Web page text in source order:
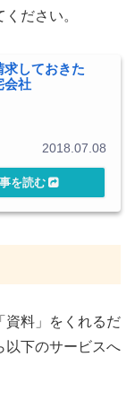
ださい。
しておきた
会社
2018.07.08
資料」をくれるだ
以下のサービスへ